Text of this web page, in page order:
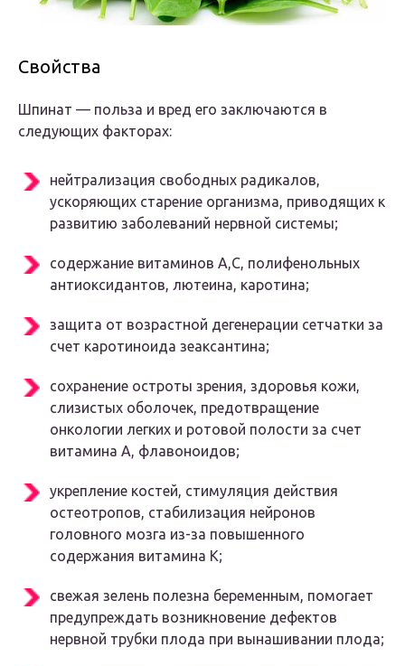
Свойства
Шпинат — польза и вред его заключаются в
следующих факторах:
нейтрализация свободных радикалов,
ускоряющих старение организма, приводящих к
развитию заболеваний нервной системы;
содержание витаминов А,С, полифенольных
антиоксидантов, лютеина, каротина;
защита от возрастной дегенерации сетчатки за
счет каротиноида зеаксантина;
сохранение остроты зрения, здоровья кожи,
слизистых оболочек, предотвращение
онкологии легких и ротовой полости за счет
витамина А, флавоноидов;
укрепление костей, стимуляция действия
остеотропов, стабилизация нейронов
головного мозга из-за повышенного
содержания витамина К;
свежая зелень полезна беременным, помогает
предупреждать возникновение дефектов
нервной трубки плода при вынашивании плода;